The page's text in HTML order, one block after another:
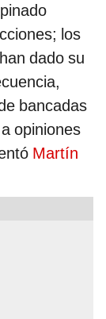
los
dado su
bancadas
opiniones
Martín